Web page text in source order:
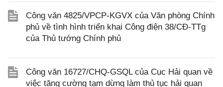
Công văn 4825/VPCP-KGVX của Văn phòng Chính
phủ về tình hình triển khai Công điện 38/CĐ-TTg
của Thủ tướng Chính phủ
Công văn 16727/CHQ-GSQL của Cục Hải quan về
việc tăng cường tạm dừng làm thủ tục hải quan